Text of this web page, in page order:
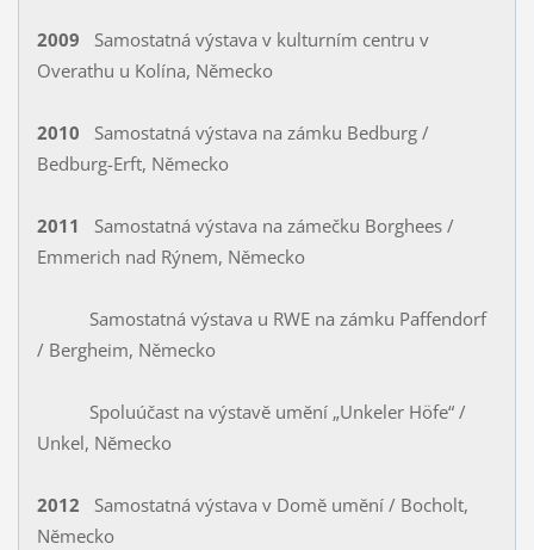
2009 Samostatná výstava v kulturním centru v
Overathu u Kolína, Německo
2010 Samostatná výstava na zámku Bedburg /
Bedburg-Erft, Německo
2011 Samostatná výstava na zámečku Borghees /
Emmerich nad Rýnem, Německo
Samostatná výstava u RWE na zámku Paffendorf
/ Bergheim, Německo
Spoluúčast na výstavĕ umĕní „Unkeler Höfe“ /
Unkel, Nĕmecko
2012 Samostatná výstava v Domĕ umĕní / Bocholt,
Nĕmecko